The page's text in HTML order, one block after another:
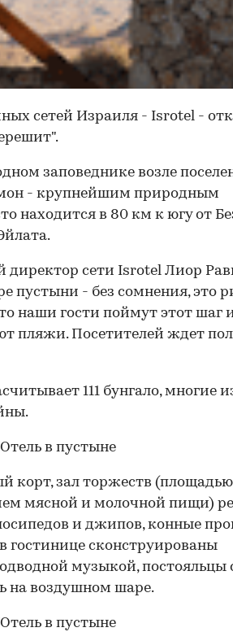
сетей Израиля - Isrotel -
заповеднике возле
- крупнейшим природным
находится в 80 км к югу от
директор сети Isrotel Лиор
пустыни - без сомнения, это
наши гости поймут этот шаг
пляжи. Посетителей ждет
111 бунгало, многие
корт, зал торжеств
мясной и молочной пищи)
и джипов, конные
гостинице сконструированы
музыкой, постояльцы
на воздушном шаре.